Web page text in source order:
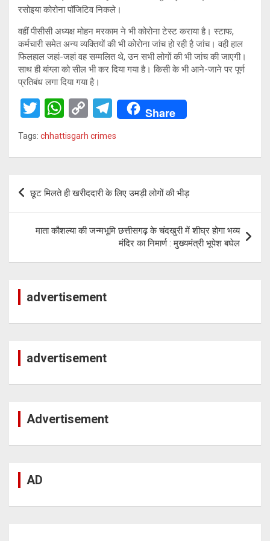
रसोइया कोरोना पॉजिटिव निकले।
वहीं पीसीसी अध्यक्ष मोहन मरकाम ने भी कोरोना टेस्ट कराया है। स्टाफ,
कर्मचारी समेत अन्य व्यक्तियों की भी कोरोना जांच हो रही है जांच। वही हाल
फिलहाल जहां-जहां वह सम्मलित थे, उन सभी लोगों की भी जांच की जाएगी।
साथ ही बांग्ला को सील भी कर दिया गया है। किसी के भी आने-जाने पर पूर्ण
प्रतिबंध लगा दिया गया है।
T
wi
tt
W
h
at
A
p
p
C
py
n
k
T
e
a
m
Share
Tags: chhattisgarh crimes
Post
navigation
छूट मिलते ही खरीददारी के लिए उमड़ी लोगों की भीड़
माता कौशल्या की जन्मभूमि छत्तीसगढ़ के चंदखुरी में शीघ्र होगा भव्य
मंदिर का निमार्ण : मुख्यमंत्री भूपेश बघेल
advertisement
advertisement
Advertisement
AD